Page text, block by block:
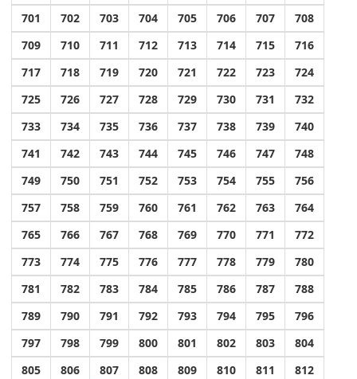
701
702 703 704 705 706 707
708
709
710 711 712 713 714 715
716
717
718 719 720 721 722 723
724
725
726 727 728 729 730 731
732
733
734 735 736 737 738 739
740
741
742 743 744 745 746 747
748
749
750 751 752 753 754 755
756
757
758 759 760 761 762 763
764
765
766 767 768 769 770 771
772
773
774 775 776 777 778 779
780
781
782 783 784 785 786 787
788
789
790 791 792 793 794 795
796
797
798 799 800 801 802 803
804
805
806 807 808 809 810 811
812